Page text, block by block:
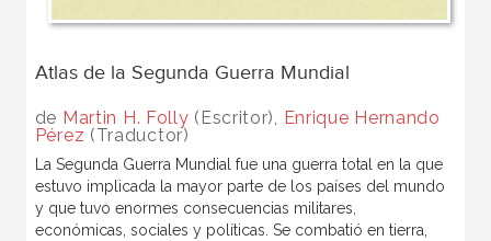
Atlas de la Segunda Guerra Mundial
de Martin H. Folly (Escritor), Enrique Hernando
Pérez (Traductor)
La Segunda Guerra Mundial fue una guerra total en la que
estuvo implicada la mayor parte de los países del mundo
y que tuvo enormes consecuencias militares,
económicas, sociales y políticas. Se combatió en tierra,